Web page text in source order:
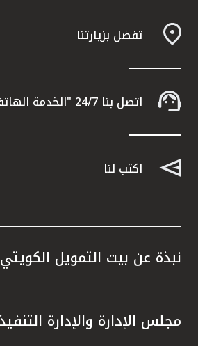
تفضل بزيارتنا
اتصل بنا 24/7 "الخدمة الهاتفية" 1803333
اكتب لنا
نبذة عن بيت التمويل الكويتي
مجلس الإدارة والإدارة